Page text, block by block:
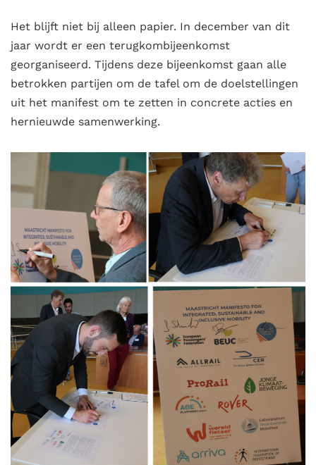
Het blijft niet bij alleen papier. In december van dit
jaar wordt er een terugkombijeenkomst
georganiseerd. Tijdens deze bijeenkomst gaan alle
betrokken partijen om de tafel om de doelstellingen
uit het manifest om te zetten in concrete acties en
hernieuwde samenwerking.